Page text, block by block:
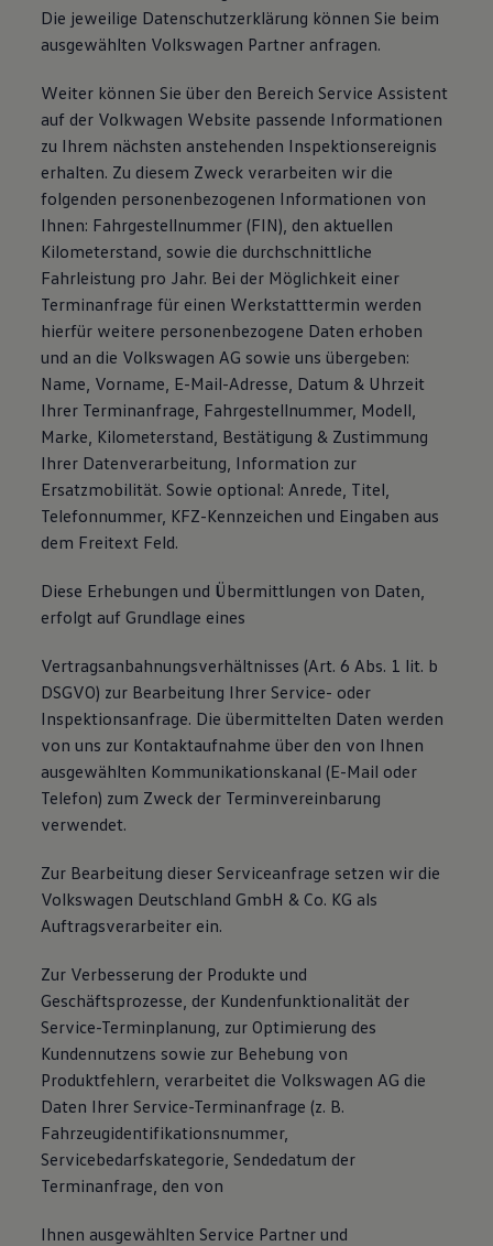
Die jeweilige Datenschutzerklärung können Sie beim
ausgewählten Volkswagen Partner anfragen.
Weiter können Sie über den Bereich Service Assistent
auf der Volkwagen Website passende Informationen
zu Ihrem nächsten anstehenden Inspektionsereignis
erhalten. Zu diesem Zweck verarbeiten wir die
folgenden personenbezogenen Informationen von
Ihnen: Fahrgestellnummer (FIN), den aktuellen
Kilometerstand, sowie die durchschnittliche
Fahrleistung pro Jahr. Bei der Möglichkeit einer
Terminanfrage für einen Werkstatttermin werden
hierfür weitere personenbezogene Daten erhoben
und an die Volkswagen AG sowie uns übergeben:
Name, Vorname, E-Mail-Adresse, Datum & Uhrzeit
Ihrer Terminanfrage, Fahrgestellnummer, Modell,
Marke, Kilometerstand, Bestätigung & Zustimmung
Ihrer Datenverarbeitung, Information zur
Ersatzmobilität. Sowie optional: Anrede, Titel,
Telefonnummer, KFZ-Kennzeichen und Eingaben aus
dem Freitext Feld.
Diese Erhebungen und Übermittlungen von Daten,
erfolgt auf Grundlage eines
Vertragsanbahnungsverhältnisses (Art. 6 Abs. 1 lit. b
DSGVO) zur Bearbeitung Ihrer Service- oder
Inspektionsanfrage. Die übermittelten Daten werden
von uns zur Kontaktaufnahme über den von Ihnen
ausgewählten Kommunikationskanal (E-Mail oder
Telefon) zum Zweck der Terminvereinbarung
verwendet.
Zur Bearbeitung dieser Serviceanfrage setzen wir die
Volkswagen Deutschland GmbH & Co. KG als
Auftragsverarbeiter ein.
Zur Verbesserung der Produkte und
Geschäftsprozesse, der Kundenfunktionalität der
Service-Terminplanung, zur Optimierung des
Kundennutzens sowie zur Behebung von
Produktfehlern, verarbeitet die Volkswagen AG die
Daten Ihrer Service-Terminanfrage (z. B.
Fahrzeugidentifikationsnummer,
Servicebedarfskategorie, Sendedatum der
Terminanfrage, den von
Ihnen ausgewählten Service Partner und